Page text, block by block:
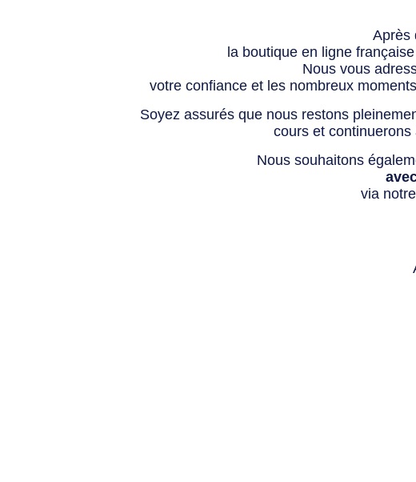
Après
la boutique en ligne
Nous vous
votre confiance et les nombreux
Soyez assurés que nous restons
cours et
Nous souhaitons
via